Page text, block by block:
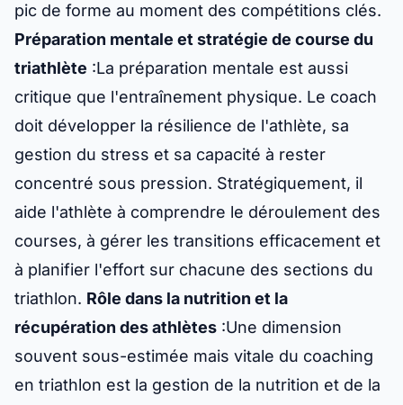
pic de forme au moment des compétitions clés.
Préparation mentale et stratégie de course du
triathlète :La préparation mentale est aussi
critique que l'entraînement physique. Le coach
doit développer la résilience de l'athlète, sa
gestion du stress et sa capacité à rester
concentré sous pression. Stratégiquement, il
aide l'athlète à comprendre le déroulement des
courses, à gérer les transitions efficacement et
à planifier l'effort sur chacune des sections du
triathlon. Rôle dans la nutrition et la
récupération des athlètes :Une dimension
souvent sous-estimée mais vitale du coaching
en triathlon est la gestion de la nutrition et de la